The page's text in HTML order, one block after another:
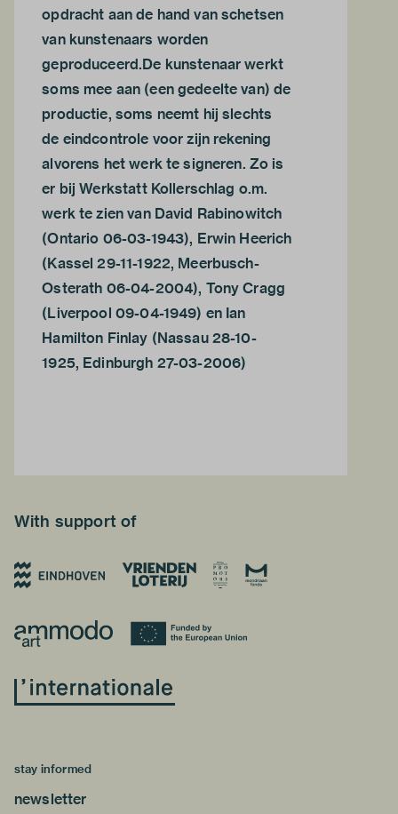
opdracht aan de hand van schetsen
van kunstenaars worden
geproduceerd.De kunstenaar werkt
soms mee aan (een gedeelte van) de
productie, soms neemt hij slechts
de eindcontrole voor zijn rekening
alvorens het werk te signeren. Zo is
er bij Werkstatt Kollerschlag o.m.
werk te zien van David Rabinowitch
(Ontario 06-03-1943), Erwin Heerich
(Kassel 29-11-1922, Meerbusch-
Osterath 06-04-2004), Tony Cragg
(Liverpool 09-04-1949) en Ian
Hamilton Finlay (Nassau 28-10-
1925, Edinburgh 27-03-2006)
With support of
stay informed
newsletter